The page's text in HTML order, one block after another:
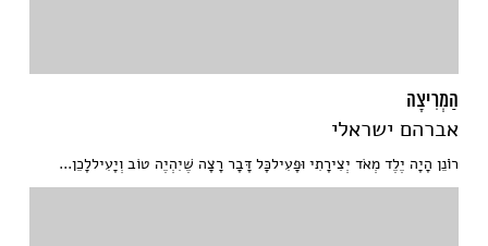
הַמְרִיצָה
אברהם ישראלי
רוֹֹֹנֵן הָיָה יֶלֶד מְאֹד יְצִירָתִי וּפָעִילכָּל דָּבָר רָצָה שֶׁיִהְיֶה טוֹב וְיָעִיללָכֵן...